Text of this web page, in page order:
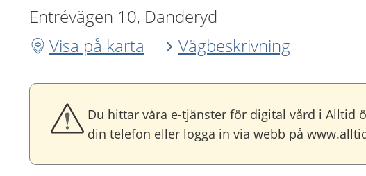
Entrévägen 10, Danderyd
Visa på karta
Vägbeskrivning
Du hittar våra e-tjänster för digital vård i Alltid
din telefon eller logga in via webb på